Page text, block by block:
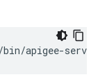
bin/apigee-